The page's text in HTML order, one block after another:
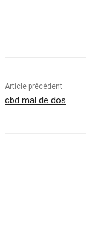
Article précédent
cbd mal de dos